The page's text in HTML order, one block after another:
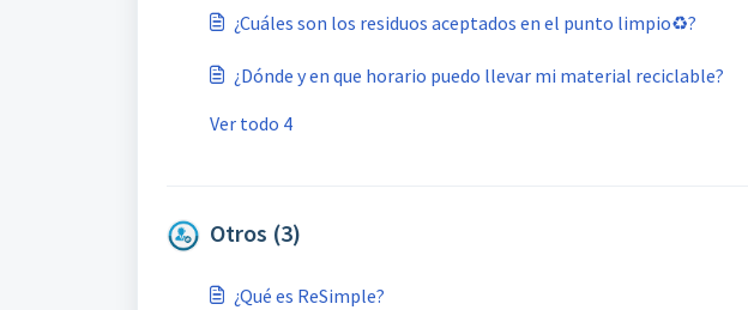
¿Cuáles son los residuos aceptados en el punto limpio♻️?
¿Dónde y en que horario puedo llevar mi material reciclable?
Ver todo 4
Otros (3)
¿Qué es ReSimple?